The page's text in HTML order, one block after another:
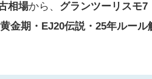
相場から、 グランツーリスモ7
金期・EJ20伝説・25年ルール